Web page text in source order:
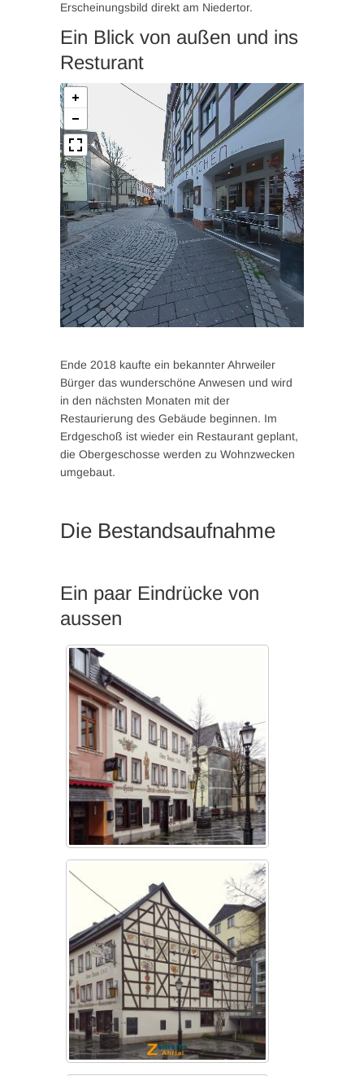
Erscheinungsbild direkt am Niedertor.
Ein Blick von außen und ins
Resturant
Ende 2018 kaufte ein bekannter Ahrweiler
Bürger das wunderschöne Anwesen und wird
in den nächsten Monaten mit der
Restaurierung des Gebäude beginnen. Im
Erdgeschoß ist wieder ein Restaurant geplant,
die Obergeschosse werden zu Wohnzwecken
umgebaut.
Die Bestandsaufnahme
Ein paar Eindrücke von
aussen